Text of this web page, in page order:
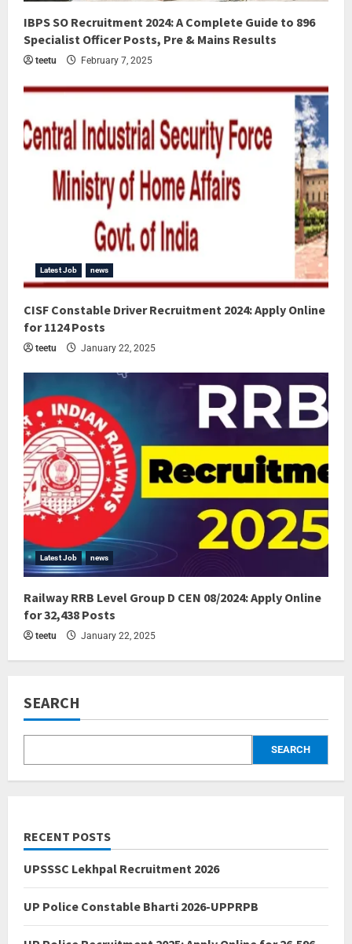
IBPS SO Recruitment 2024: A Complete Guide to 896
Specialist Officer Posts, Pre & Mains Results
teetu February 7, 2025
Latest Job news
CISF Constable Driver Recruitment 2024: Apply Online
for 1124 Posts
teetu January 22, 2025
Latest Job news
Railway RRB Level Group D CEN 08/2024: Apply Online
for 32,438 Posts
teetu January 22, 2025
SEARCH
SEARCH
RECENT POSTS
UPSSSC Lekhpal Recruitment 2026
UP Police Constable Bharti 2026-UPPRPB